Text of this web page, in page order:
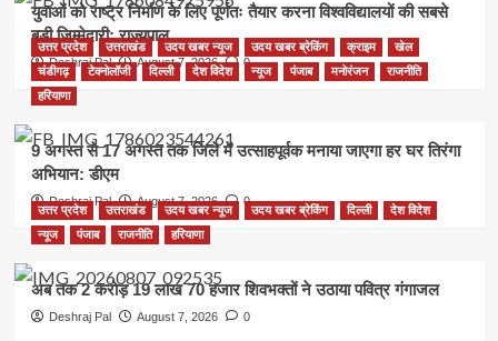
युवाओं को राष्ट्र निर्माण के लिए पूर्णतः तैयार करना विश्वविद्यालयों की सबसे
बड़ी जिम्मेदारी: राज्यपाल
Deshraj Pal August 7, 2026 0
उत्तर प्रदेश उत्तराखंड उदय खबर न्यूज उदय खबर ब्रेकिंग क्राइम
खेल
चंडीगढ़
टेक्नोलॉजी दिल्ली देश विदेश न्यूज पंजाब मनोरंजन
राजनीति
हरियाणा
9 अगस्त से 17 अगस्त तक जिले में उत्साहपूर्वक मनाया जाएगा हर घर तिरंगा
अभियान: डीएम
Deshraj Pal August 7, 2026 0
उत्तर प्रदेश उत्तराखंड उदय खबर न्यूज उदय खबर ब्रेकिंग दिल्ली
देश विदेश
न्यूज
पंजाब राजनीति हरियाणा
अब तक 2 करोड़ 19 लाख 70 हजार शिवभक्तों ने उठाया पवित्र गंगाजल
Deshraj Pal August 7, 2026 0